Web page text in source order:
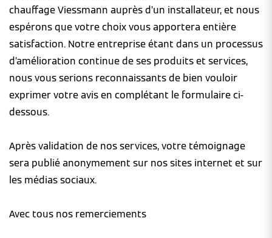
chauffage Viessmann auprès d’un installateur, et nous
espérons que votre choix vous apportera entière
satisfaction. Notre entreprise étant dans un processus
d’amélioration continue de ses produits et services,
nous vous serions reconnaissants de bien vouloir
exprimer votre avis en complétant le formulaire ci-
dessous.
Après validation de nos services, votre témoignage
sera publié anonymement sur nos sites internet et sur
les médias sociaux.
Avec tous nos remerciements